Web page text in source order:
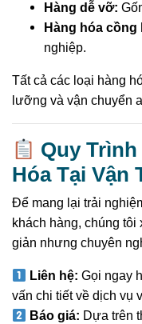
Hàng dễ vỡ:
Hàng hóa cồng
nghiệp.
Tất cả các loại hàng
lưỡng và vận chuyển
Quy
Hóa Tại Vận
Để mang lại trải
khách hàng, chúng
giản nhưng chuyên
Liên hệ: Gọi ngay
vấn chi tiết về dịch vụ
Báo giá: Dựa trên